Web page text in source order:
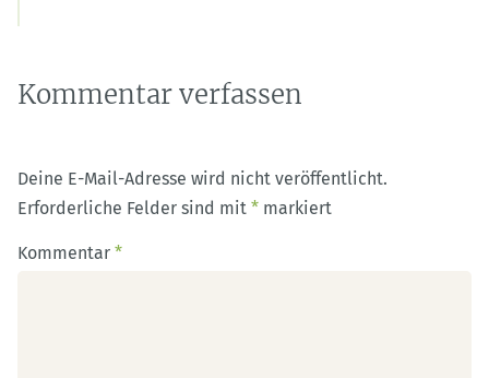
Kommentar verfassen
Deine E-Mail-Adresse wird nicht veröffentlicht.
Erforderliche Felder sind mit * markiert
Kommentar *